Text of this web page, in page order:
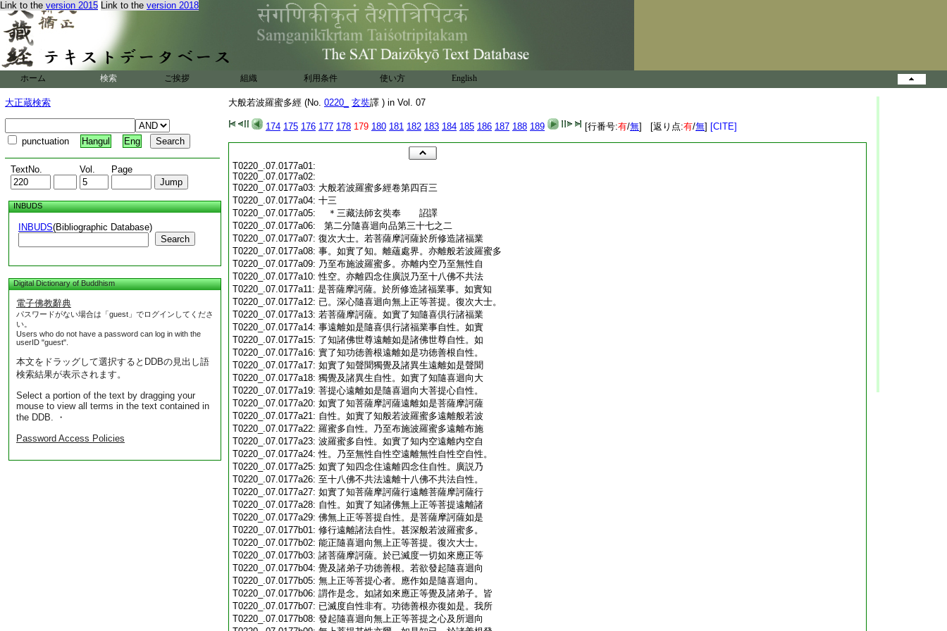
Link to the version 2015 Link to the version 2018
ホーム 検索 ご挨拶 組織 利用条件 使い方 English
大正蔵検索
punctuation Hangul Eng
TextNo. Vol. Page
INBUDS
INBUDS(Bibliographic Database)
Search
Digital Dictionary of Buddhism
電子佛教辭典
パスワードがない場合は「guest」でログインしてくださ
い。
Users who do not have a password can log in with the
userID "guest".
本文をドラッグして選択するとDDBの見出し語
検索結果が表示されます。
Select a portion of the text by dragging your
mouse to view all terms in the text contained in
the DDB. ・
Password Access Policies
大般若波羅蜜多經 (No. 0220_ 玄奘譯 ) in Vol. 07
174 175 176 177 178 179 180 181 182 183 184 185 186 187 188 189 [行番号:有/無] [返り点:有/無] [CITE]
T0220_.07.0177a01:
T0220_.07.0177a02:
T0220_.07.0177a03: 大般若波羅蜜多經卷第四百三
T0220_.07.0177a04: 十三
T0220_.07.0177a05:
＊三藏法師玄奘奉 詔譯
T0220_.07.0177a06:
第二分隨喜迴向品第三十七之二
T0220_.07.0177a07: 復次大士。若菩薩摩訶薩於所修造諸福業
T0220_.07.0177a08: 事。如實了知。離蘊處界。亦離般若波羅蜜多
T0220_.07.0177a09: 乃至布施波羅蜜多。亦離内空乃至無性自
T0220_.07.0177a10:性空。亦離四念住廣説乃至十八佛不共法
T0220_.07.0177a11: 是菩薩摩訶薩。於所修造諸福業事。如實知
T0220_.07.0177a12: 已。深心隨喜迴向無上正等菩提。復次大士。
T0220_.07.0177a13: 若菩薩摩訶薩。如實了知隨喜倶行諸福業
T0220_.07.0177a14: 事遠離如是隨喜倶行諸福業事自性。如實
T0220_.07.0177a15: 了知諸佛世尊遠離如是諸佛世尊自性。如
T0220_.07.0177a16: 實了知功徳善根遠離如是功徳善根自性。
T0220_.07.0177a17: 如實了知聲聞獨覺及諸異生遠離如是聲聞
T0220_.07.0177a18: 獨覺及諸異生自性。如實了知隨喜迴向大
T0220_.07.0177a19: 菩提心遠離如是隨喜迴向大菩提心自性。
T0220_.07.0177a20: 如實了知菩薩摩訶薩遠離如是菩薩摩訶薩
T0220_.07.0177a21: 自性。如實了知般若波羅蜜多遠離般若波
T0220_.07.0177a22: 羅蜜多自性。乃至布施波羅蜜多遠離布施
T0220_.07.0177a23: 波羅蜜多自性。如實了知内空遠離内空自
T0220_.07.0177a24:性。乃至無性自性空遠離無性自性空自性。
T0220_.07.0177a25: 如實了知四念住遠離四念住自性。廣説乃
T0220_.07.0177a26: 至十八佛不共法遠離十八佛不共法自性。
T0220_.07.0177a27: 如實了知菩薩摩訶薩行遠離菩薩摩訶薩行
T0220_.07.0177a28: 自性。如實了知諸佛無上正等菩提遠離諸
T0220_.07.0177a29: 佛無上正等菩提自性。是菩薩摩訶薩如是
T0220_.07.0177b01: 修行遠離諸法自性。甚深般若波羅蜜多。
T0220_.07.0177b02: 能正隨喜迴向無上正等菩提。復次大士。
T0220_.07.0177b03: 諸菩薩摩訶薩。於已滅度一切如來應正等
T0220_.07.0177b04: 覺及諸弟子功徳善根。若欲發起隨喜迴向
T0220_.07.0177b05: 無上正等菩提心者。應作如是隨喜迴向。
T0220_.07.0177b06: 謂作是念。如諸如來應正等覺及諸弟子。皆
T0220_.07.0177b07: 已滅度自性非有。功徳善根亦復如是。我所
T0220_.07.0177b08: 發起隨喜迴向無上正等菩提之心及所迴向